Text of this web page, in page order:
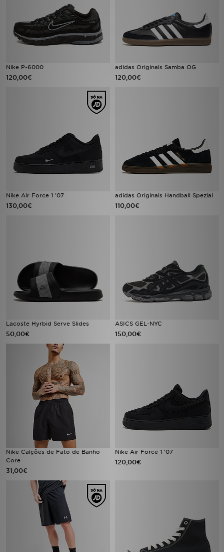
Nike P-6000
120,00€
adidas Originals Samba OG
120,00€
Nike Air Force 1 '07
130,00€
adidas Originals Handball Spezial
110,00€
Lacoste Hyrbid Serve Slides
50,00€
ASICS GEL-NYC
150,00€
Nike Calções de Fato de Banho
Core
31,00€
Nike Air Force 1 '07
120,00€